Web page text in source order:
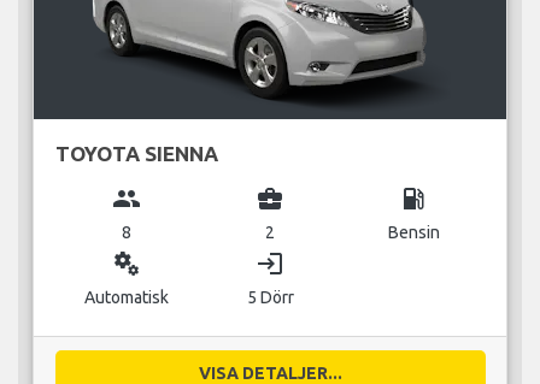
TOYOTA SIENNA
group
8
business_center
2
local_gas_station
Bensin
miscellaneous_services
Automatisk
login
5 Dörr
VISA DETALJER...